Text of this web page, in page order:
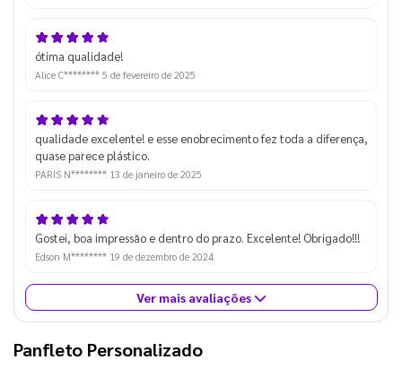
ótima qualidade!
Alice C******** 5 de fevereiro de 2025
qualidade excelente! e esse enobrecimento fez toda a diferença,
quase parece plástico.
PARIS N******** 13 de janeiro de 2025
Gostei, boa impressão e dentro do prazo. Excelente! Obrigado!!!
Edson M******** 19 de dezembro de 2024
Ver mais avaliações
Panfleto Personalizado